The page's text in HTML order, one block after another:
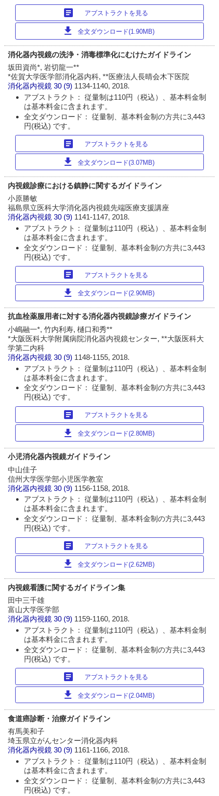
article アブストラクトを見る
download 全文ダウンロード(1.90MB)
消化器内視鏡の洗浄・消毒標準化にむけたガイドライン
坂田資尚*, 岩切龍一**
*佐賀大学医学部消化器内科, **医療法人長晴会木下医院
消化器内視鏡 30 (9) 1134-1140, 2018.
アブストラクト： 従量制は110円（税込）、基本料金制
は基本料金に含まれます。
全文ダウンロード： 従量制、基本料金制の方共に3,443
円(税込) です。
article アブストラクトを見る
download 全文ダウンロード(3.07MB)
内視鏡診療における鎮静に関するガイドライン
小原勝敏
福島県立医科大学消化器内視鏡先端医療支援講座
消化器内視鏡 30 (9) 1141-1147, 2018.
アブストラクト： 従量制は110円（税込）、基本料金制
は基本料金に含まれます。
全文ダウンロード： 従量制、基本料金制の方共に3,443
円(税込) です。
article アブストラクトを見る
download 全文ダウンロード(2.90MB)
抗血栓薬服用者に対する消化器内視鏡診療ガイドライン
小嶋融一*, 竹内利寿, 樋口和秀**
*大阪医科大学附属病院消化器内視鏡センター, **大阪医科大
学第二内科
消化器内視鏡 30 (9) 1148-1155, 2018.
アブストラクト： 従量制は110円（税込）、基本料金制
は基本料金に含まれます。
全文ダウンロード： 従量制、基本料金制の方共に3,443
円(税込) です。
article アブストラクトを見る
download 全文ダウンロード(2.80MB)
小児消化器内視鏡ガイドライン
中山佳子
信州大学医学部小児医学教室
消化器内視鏡 30 (9) 1156-1158, 2018.
アブストラクト： 従量制は110円（税込）、基本料金制
は基本料金に含まれます。
全文ダウンロード： 従量制、基本料金制の方共に3,443
円(税込) です。
article アブストラクトを見る
download 全文ダウンロード(2.62MB)
内視鏡看護に関するガイドライン集
田中三千雄
富山大学医学部
消化器内視鏡 30 (9) 1159-1160, 2018.
アブストラクト： 従量制は110円（税込）、基本料金制
は基本料金に含まれます。
全文ダウンロード： 従量制、基本料金制の方共に3,443
円(税込) です。
article アブストラクトを見る
download 全文ダウンロード(2.04MB)
食道癌診断・治療ガイドライン
有馬美和子
埼玉県立がんセンター消化器内科
消化器内視鏡 30 (9) 1161-1166, 2018.
アブストラクト： 従量制は110円（税込）、基本料金制
は基本料金に含まれます。
全文ダウンロード： 従量制、基本料金制の方共に3,443
円(税込) です。